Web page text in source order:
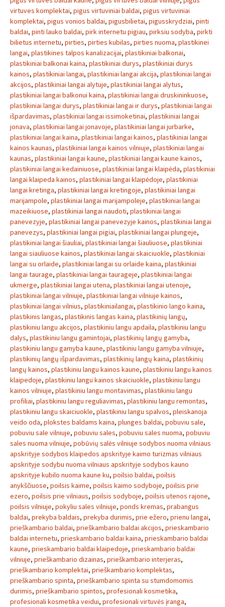
virtuves komplektai, pigus virtuviniai baldai, pigus virtuviniai
komplektai, pigus vonios baldai, pigusbilietai, pigusskrydziai, pinti
baldai, pinti lauko baldai, pirk internetu pigiau, pirksiu sodyba, pirkti
bilietus internetu, pirties, pirties kubilas, pirties nuoma, plastikinei
langai, plastikines talpos kanalizacijai, plastikiniai balkonai,
plastikiniai balkonai kaina, plastikiniai durys, plastikiniai durys
kainos, plastikiniai langai, plastikiniai langai akcija, plastikiniai langai
akcijos, plastikiniai langai alytuje, plastikiniai langai alytus,
plastikiniai langai balkonui kaina, plastikiniai langai druskininkuose,
plastikiniai langai durys, plastikiniai langai ir durys, plastikiniai langai
išpardavimas, plastikiniai langai issimoketinai, plastikiniai langai
jonava, plastikiniai langai jonavoje, plastikiniai langai jurbarke,
plastikiniai langai kaina, plastikiniai langai kainos, plastikiniai langai
kainos kaunas, plastikiniai langai kainos vilniuje, plastikiniai langai
kaunas, plastikiniai langai kaune, plastikiniai langai kaune kainos,
plastikiniai langai kedainiuose, plastikiniai langai klaipėda, plastikiniai
langai klaipeda kainos, plastikiniai langai klaipėdoje, plastikiniai
langai kretinga, plastikiniai langai kretingoje, plastikiniai langai
marijampole, plastikiniai langai marijampoleje, plastikiniai langai
mazeikiuose, plastikiniai langai naudoti, plastikiniai langai
panevezyje, plastikiniai langai panevezyje kainos, plastikiniai langai
panevezys, plastikiniai langai pigiai, plastikiniai langai plungeje,
plastikiniai langai šiauliai, plastikiniai langai šiauliuose, plastikiniai
langai siauliuose kainos, plastikiniai langai skaiciuokle, plastikiniai
langai su orlaide, plastikiniai langai su orlaide kaina, plastikiniai
langai taurage, plastikiniai langai taurageje, plastikiniai langai
ukmerge, plastikiniai langai utena, plastikiniai langai utenoje,
plastikiniai langai vilniuje, plastikiniai langai vilniuje kainos,
plastikiniai langai vilnius, plastikiniailangai, plastikinio lango kaina,
plastikinis langas, plastikinis langas kaina, plastikinių langų,
plastikiniu langu akcijos, plastikiniu langu apdaila, plastikiniu langu
dalys, plastikiniu langu gamintojai, plastikinių langų gamyba,
plastikiniu langu gamyba kaune, plastikiniu langu gamyba vilniuje,
plastikinių langų išpardavimas, plastikinių langų kaina, plastikinių
langų kainos, plastikiniu langu kainos kaune, plastikiniu langu kainos
klaipedoje, plastikiniu langu kainos skaiciuokle, plastikiniu langu
kainos vilniuje, plastikiniu langu montavimas, plastikiniu langu
profiliai, plastikiniu langu reguliavimas, plastikiniu langu remontas,
plastikiniu langu skaiciuokle, plastikiniu langu spalvos, pleiskanoja
veido oda, plokstes baldams kaina, plunges baldai, pobuviu sale,
pobuviu sale vilniuje, pobuviu sales, pobuviu sales nuoma, pobuviu
sales nuoma vilniuje, pobūvių salės vilniuje sodybos nuoma vilniaus
apskrityje sodybos klaipedos apskrityje kaimo turizmas vilniaus
apskrityje sodybu nuoma vilniaus apskrityje sodybos kauno
apskrityje kubilo nuoma kaune ku, poilsio baldai, poilsis
anykščiuose, poilsis kaime, poilsis kaimo sodyboje, poilsis prie
ezero, poilsis prie vilniaus, poilsis sodyboje, poilsis utenos rajone,
poilsis vilniuje, pokyliu sales vilniuje, ponds kremas, prabangus
baldai, prekyba baldais, prekyba durimis, prie ežero, prienu langai,
prieškambario baldai, prieškambario baldai akcijos, prieskambario
baldai internetu, prieskambario baldai kaina, prieskambario baldai
kaune, prieskambario baldai klaipedoje, prieskambario baldai
vilniuje, prieškambario dizainas, prieškambario interjeras,
prieškambario komplektai, prieškambario komplektas,
prieškambario spinta, prieškambario spinta su stumdomomis
durimis, prieškambario spintos, profesionali kosmetika,
profesionali kosmetika veidui, profesionali virtuvės įranga,